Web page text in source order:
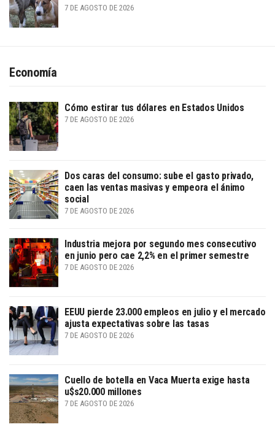
7 DE AGOSTO DE 2026
Economía
Cómo estirar tus dólares en Estados Unidos
7 DE AGOSTO DE 2026
Dos caras del consumo: sube el gasto privado,
caen las ventas masivas y empeora el ánimo
social
7 DE AGOSTO DE 2026
Industria mejora por segundo mes consecutivo
en junio pero cae 2,2% en el primer semestre
7 DE AGOSTO DE 2026
EEUU pierde 23.000 empleos en julio y el mercado
ajusta expectativas sobre las tasas
7 DE AGOSTO DE 2026
Cuello de botella en Vaca Muerta exige hasta
u$s20.000 millones
7 DE AGOSTO DE 2026